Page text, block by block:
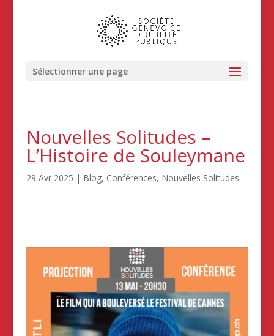
Sélectionner une page
Nouvelles Solitudes –
L’Histoire de Souleymane
29 Avr 2025 | Blog, Conférences, Nouvelles Solitudes